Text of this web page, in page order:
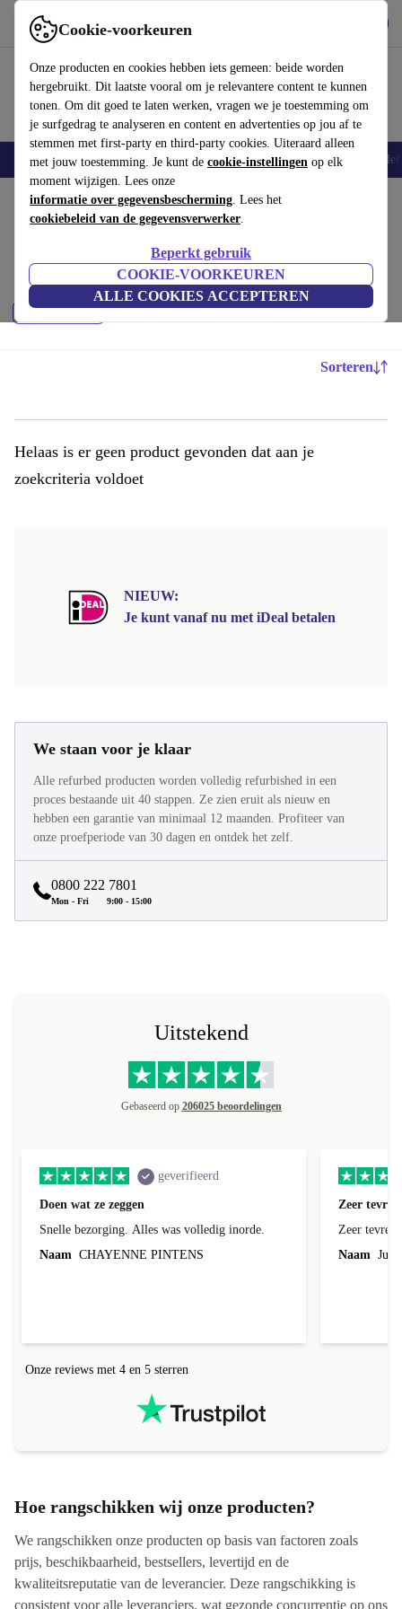
Cookie-voorkeuren
Onze producten en cookies hebben iets gemeen: beide worden
hergebruikt. Dit laatste vooral om je relevantere content te kunnen
tonen. Om dit goed te laten werken, vragen we je toestemming om
je surfgedrag te analyseren en content en advertenties op jou af te
stemmen met first-party en third-party cookies. Uiteraard alleen
met jouw toestemming. Je kunt de cookie-instellingen op elk
moment wijzigen. Lees onze
informatie over gegevensbescherming. Lees het
cookiebeleid van de gegevensverwerker.
Beperkt gebruik
COOKIE-VOORKEUREN
ALLE COOKIES ACCEPTEREN
Gebruik refurbed snel en eenvoudig
Smartphones Laptops Tablets Smartwatches Accessoires
Home Producten Camera's
Hoogwaardige refurbished GoPro voor een geweldige prijs. Jouw
duurzame keuze met minimaal 12 maanden garantie.
Filteren
Sorteren
Helaas is er geen product gevonden dat aan je
zoekcriteria voldoet
NIEUW:
Je kunt vanaf nu met iDeal betalen
We staan voor je klaar
Alle refurbed producten worden volledig refurbished in een
proces bestaande uit 40 stappen. Ze zien eruit als nieuw en
hebben een garantie van minimaal 12 maanden. Profiteer van
onze proefperiode van 30 dagen en ontdek het zelf.
0800 222 7801
Mon - Fri 9:00 - 15:00
Uitstekend
Gebaseerd op 206025 beoordelingen
geverifieerd
Doen wat ze zeggen
Snelle bezorging. Alles was volledig inorde.
Naam CHAYENNE PINTENS
Zeer
Zeer
Naam
Onze reviews met 4 en 5 sterren
Hoe rangschikken wij onze producten?
We rangschikken onze producten op basis van factoren zoals
prijs, beschikbaarheid, bestsellers, levertijd en de
kwaliteitsreputatie van de leverancier. Deze rangschikking is
consistent voor alle leveranciers, wat gezonde concurrentie op ons